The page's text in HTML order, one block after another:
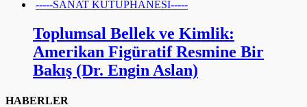
-----SANAT KÜTÜPHANESİ-----
Toplumsal Bellek ve Kimlik:
Amerikan Figüratif Resmine Bir
Bakış (Dr. Engin Aslan)
HABERLER